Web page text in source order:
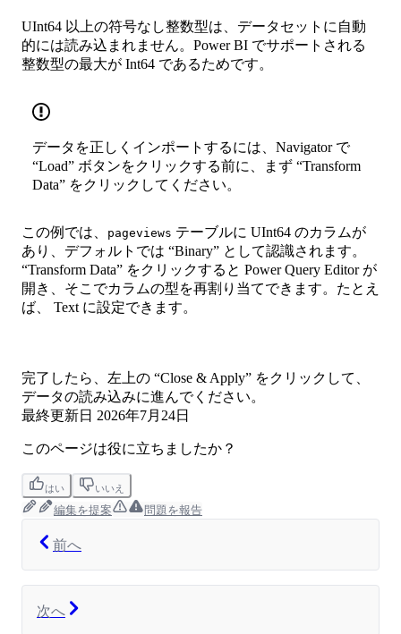
UInt64 以上の符号なし整数型は、データセットに自動
的には読み込まれません。Power BI でサポートされる
整数型の最大が Int64 であるためです。
データを正しくインポートするには、Navigator で
“Load” ボタンをクリックする前に、まず “Transform
Data” をクリックしてください。
この例では、 pageviews テーブルに UInt64 のカラムが
あり、デフォルトでは “Binary” として認識されます。
“Transform Data” をクリックすると Power Query Editor が
開き、そこでカラムの型を再割り当てできます。たとえ
ば、 Text に設定できます。
完了したら、左上の “Close & Apply” をクリックして、
データの読み込みに進んでください。
最終更新日 2026年7月24日
このページは役に立ちましたか？
はい いいえ
編集を提案 問題を報告
前へ
次へ